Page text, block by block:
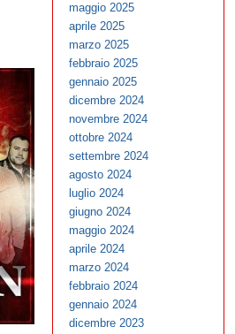
maggio 2025
aprile 2025
marzo 2025
febbraio 2025
gennaio 2025
dicembre 2024
novembre 2024
ottobre 2024
settembre 2024
agosto 2024
luglio 2024
giugno 2024
maggio 2024
aprile 2024
marzo 2024
febbraio 2024
gennaio 2024
dicembre 2023